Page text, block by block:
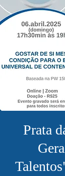
Prata